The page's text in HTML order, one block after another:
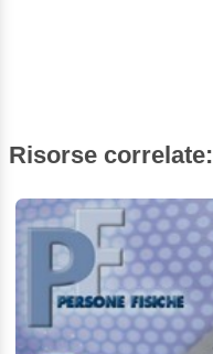
Risorse correlate: